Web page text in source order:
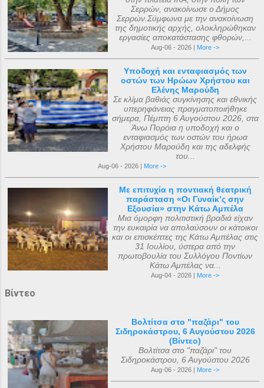
Σερρών, ανακοίνωσε ο Δήμος
Σερρών.Σύμφωνα με την ανακοίνωση
της δημοτικής αρχής, ολοκληρώθηκαν
εργασίες αποκατάστασης φθορών,...
Aug-06 - 2026 | More ->
Υποδοχή και ενταφιασμός των
οστών των Ηρώων Χρήστου και
Ελένης Μαρούδη
Σε κλίμα βαθιάς συγκίνησης και εθνικής
υπερηφάνειας πραγματοποιήθηκε
σήμερα, Πέμπτη 6 Αυγούστου 2026, στα
Άνω Πορόια η υποδοχή και ο
ενταφιασμός των οστών του ήρωα
Χρήστου Μαρούδη και της αδελφής
του...
Aug-06 - 2026 | More ->
Με επιτυχία η ποντιακή θεατρική
παράσταση «Οι Γυναίκ’ς σην
Εξουσία» στην Κάτω Αμπέλα
Μια όμορφη πολιτιστική βραδιά είχαν
την ευκαιρία να απολαύσουν οι κάτοικοι
και οι επισκέπτες της Κάτω Αμπέλας στις
31 Ιουλίου, ύστερα από την
πρωτοβουλία του Συλλόγου Ποντίων
Κάτω Αμπέλας να...
Aug-04 - 2026 | More ->
Βίντεο
Βολτίτσα στο "παζάρι" του
Σιδηροκάστρου, 6 Αυγούστου 2026
(Βίντεο)
Βολτίτσα στο "παζάρι" του
Σιδηροκάστρου, 6 Αυγούστου 2026
Aug-06 - 2026 | More ->